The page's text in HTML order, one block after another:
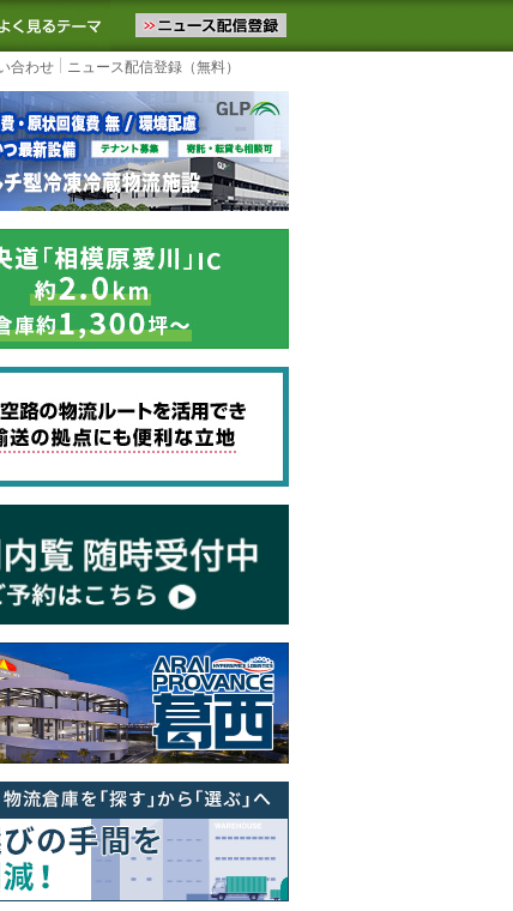
スをお届けします。物流ニュースメール配信を登録す
気に入りに追加 よく見るテーマ
合わせ ニュース配信登録（無料）